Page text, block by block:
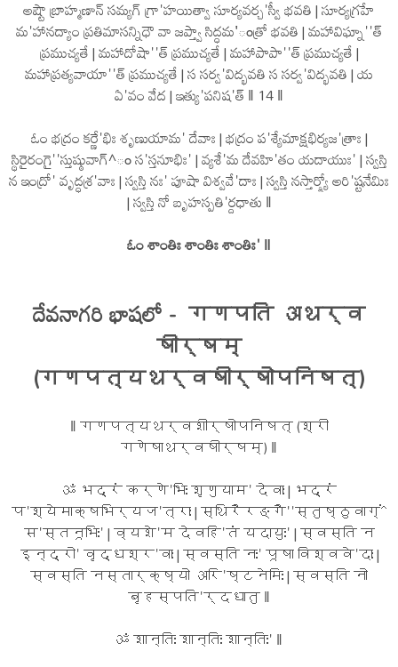
అష్టౌ బ్రాహ్మణాన్ సమ్యగ్ గ్రా'హయిత్వా సూర్యవర్చ'స్వీ భవతి | సూర్యగ్రహే
మ'హానద్యాం ప్రతిమాసన్నిధౌ వా జప్త్వా సిద్ధమ'ంత్రో భవతి | మహావిఘ్నా''త్
ప్రముచ్యతే | మహాదోషా''త్ ప్రముచ్యతే | మహాపాపా''త్ ప్రముచ్యతే |
మహాప్రత్యవాయా''త్ ప్రముచ్యతే | స సర్వ'విద్భవతి స సర్వ'విద్భవతి | య
ఏ'వం వేద | ఇత్యు'పనిష'త్ ‖ 14 ‖
ఓం భద్రం కర్ణే'భిః శృణుయామ' దేవాః | భద్రం ప'శ్యేమాక్షభిర్యజ'త్రాః |
స్థిరైరంగై''స్తుష్ఠువాగ్^ం స'స్తనూభిః' | వ్యశే'మ దేవహి'తం యదాయుః' | స్వస్తి
న ఇంద్రో' వృద్ధశ్ర'వాః | స్వస్తి నః' పూషా విశ్వవే'దాః | స్వస్తి నస్తార్క్ష్యో అరి'ష్టనేమిః
| స్వస్తి నో బృహస్పతి'ర్దధాతు ‖
ఓం శాంతిః శాంతిః శాంతిః' ‖
దేవనాగరి భాషలో - गणपति अथर्व
षीर्षम्
(गणपत्यथर्वषीर्षोपनिषत्)
‖ गणपत्यथर्वशीर्षोपनिषत् (श्री
गणेषाथर्वषीर्षम्) ‖
ॐ भद्रं कर्णे'भिः शृणुयाम' देवाः | भद्रं
प'श्येमाक्षभिर्यज'त्राः | स्थिरैरङ्गै''स्तुष्ठुवाग्^ं
स'स्तनूभिः' | व्यशे'म देवहि'तं यदायुः' | स्वस्ति न
इन्द्रो' वृद्धश्र'वाः | स्वस्ति नः' पूषा विश्ववे'दाः |
स्वस्ति नस्तार्क्ष्यो अरि'ष्टनेमिः | स्वस्ति नो
बृहस्पति'र्दधातु ‖
ॐ शान्तिः शान्तिः शान्तिः' ‖